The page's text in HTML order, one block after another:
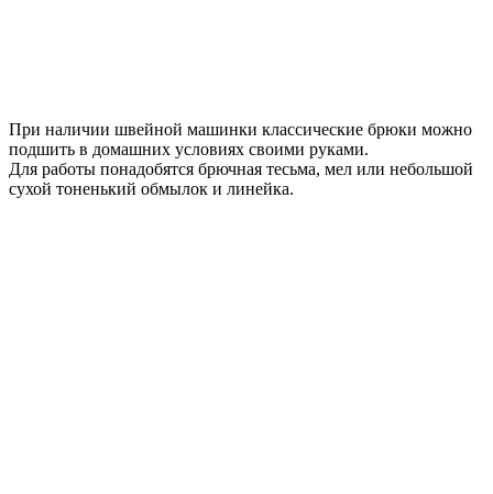
При наличии швейной машинки классические брюки можно
подшить в домашних условиях своими руками.
Для работы понадобятся брючная тесьма, мел или небольшой
сухой тоненький обмылок и линейка.